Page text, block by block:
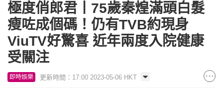
極度俏郎君丨75歲秦煌滿頭白髮
瘦咗成個碼！仍有TVB約現身
ViuTV好驚喜 近年兩度入院健康
受關注
即時娛樂 更新時間：17:00 2023-05-06 HKT